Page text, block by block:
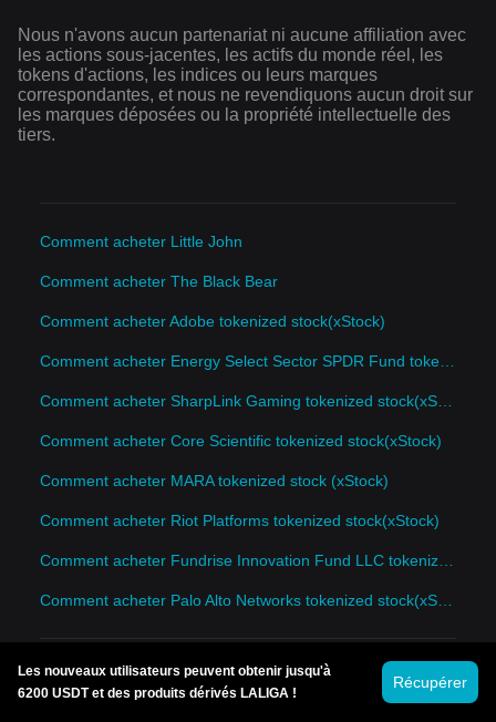
Nous n'avons aucun partenariat ni aucune affiliation avec
les actions sous-jacentes, les actifs du monde réel, les
tokens d'actions, les indices ou leurs marques
correspondantes, et nous ne revendiquons aucun droit sur
les marques déposées ou la propriété intellectuelle des
tiers.
Comment acheter Little John
Comment acheter The Black Bear
Comment acheter Adobe tokenized stock(xStock)
Comment acheter Energy Select Sector SPDR Fund tokenized stock(xStock)
Comment acheter SharpLink Gaming tokenized stock(xStock)
Comment acheter Core Scientific tokenized stock(xStock)
Comment acheter MARA tokenized stock (xStock)
Comment acheter Riot Platforms tokenized stock(xStock)
Comment acheter Fundrise Innovation Fund LLC tokenized stock(xStock)
Comment acheter Palo Alto Networks tokenized stock(xStock)
Les nouveaux utilisateurs peuvent obtenir jusqu'à
6200 USDT et des produits dérivés LALIGA !
Récupérer